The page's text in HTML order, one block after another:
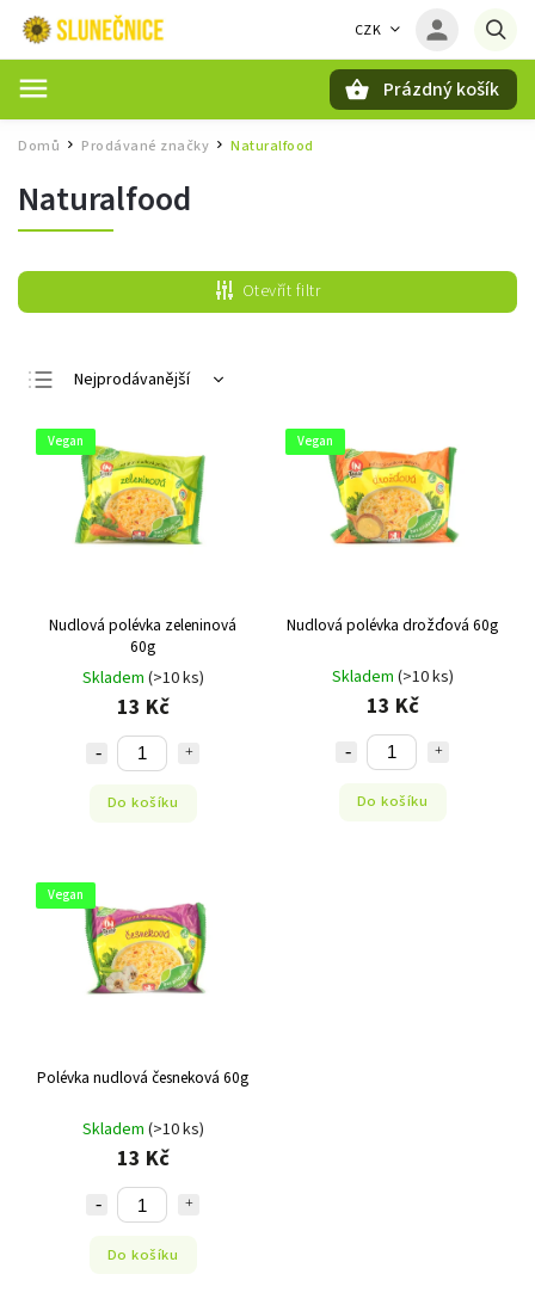
CZK
Prázdný košík
Domů / Prodávané značky / Naturalfood
Naturalfood
Otevřít filtr
Nejprodávanější
Nejdražší
Abecedně
Vegan
Nudlová polévka zeleninová
60g
Skladem (>10 ks)
13 Kč
Do košíku
Vegan
Nudlová polévka drožďová 60g
Skladem (>10 ks)
13 Kč
Do košíku
Vegan
Polévka nudlová česneková 60g
Skladem (>10 ks)
13 Kč
Do košíku